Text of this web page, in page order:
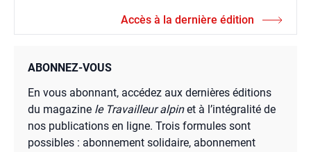
Accès à la dernière édition
ABONNEZ-VOUS
En vous abonnant, accédez aux dernières éditions
du magazine le Travailleur alpinet à l’intégralité de
nos publications en ligne. Trois formules sont
possibles : abonnement solidaire, abonnement